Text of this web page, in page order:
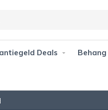
Deals Behang